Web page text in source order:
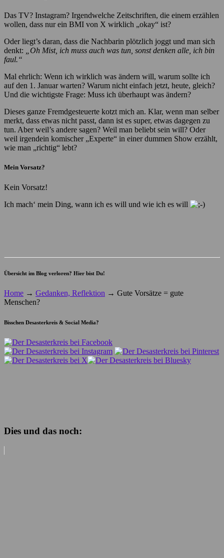
Das TV? Instagram? Irgendwelche Zeitschriften, die einem erzählen
wollen, dass nur ein BMI von X wirklich „okay“ ist?
Oder liegt’s daran, dass die Nachbarin plötzlich joggt und man sich
denkt:
„Oh Mist, ich muss auch was tun, sonst denken alle, ich bin
faul.“
Mal ehrlich: Wenn ich wirklich was ändern will, warum sollte ich
auf den 1. Januar warten? Warum nicht einfach jetzt, heute, gleich?
Und die wichtigste Frage: Muss ich überhaupt was ändern?
Dieses ganze Fremdgesteuerte kotzt mich an. Klar, wenn man selber
merkt, dass etwas nicht passt, dann ist es super, etwas dagegen zu
tun. Aber weil’s andere sagen? Weil man beliebt sein will? Oder
weil irgendein komischer „Experte“ in einer dummen Show erzählt,
wie man „richtig“ lebt?
Mein Vorsatz?
Kein Vorsatz!
Ich mach‘ mein Ding, wann ich es will und wie ich es will
Übersicht im Blog verloren? Hier bist Du!
Home → Gedanken, Reflektion → Gute Vorsätze = gute
Menschen?
Bisschen Desasterkreis & Social Media?
Dies und das noch: